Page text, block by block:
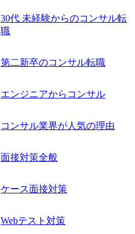
30代 未経験からのコンサル転
職
第二新卒のコンサル転職
エンジニアからコンサル
コンサル業界が人気の理由
面接対策全般
ケース面接対策
Webテスト対策